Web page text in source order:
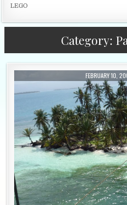
LEGO
Category:
PUBLISHED DATE:
FEBRUARY 10,